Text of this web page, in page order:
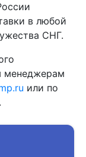
в любой
СНГ.
менеджерам
или по
.